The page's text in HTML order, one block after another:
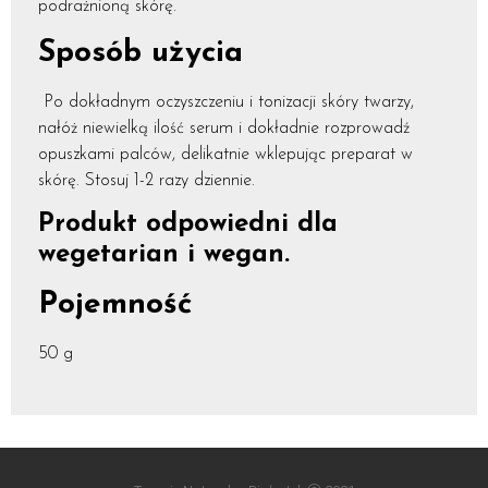
podrażnioną skórę.
Sposób użycia
Po dokładnym oczyszczeniu i tonizacji skóry twarzy,
nałóż niewielką ilość serum i dokładnie rozprowadź
opuszkami palców, delikatnie wklepując preparat w
skórę. Stosuj 1-2 razy dziennie.
Produkt odpowiedni dla
wegetarian i wegan.
Pojemność
50 g